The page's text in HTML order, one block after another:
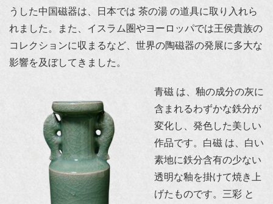
うした中国磁器は、日本では 茶の湯 の道具に取り入れら
れました。また、イスラム圏やヨーロッパでは王侯貴族の
コレクションに収まるなど、世界の陶磁器の発展に多大な
影響を及ぼしてきました。
青磁 は、釉の成分の灰に
含まれるわずかな鉄分が
変化し、発色した美しい
作品です。白磁 は、白い
素地に鉄分含有の少ない
透明な釉を掛けて焼き上
げたものです。三彩 と